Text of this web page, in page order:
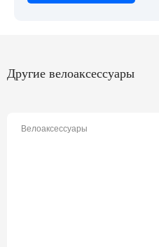
Другие велоаксессуары
Велоаксессуары